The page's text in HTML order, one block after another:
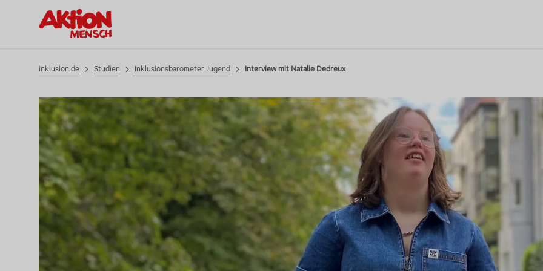
inklusion.de Studien Inklusionsbarometer Jugend Interview mit Natalie Dedreux